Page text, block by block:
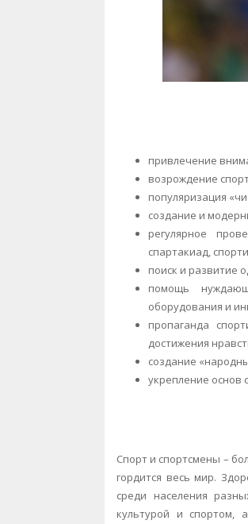
привлечение
возрождение
популяризация
создание и
регулярное
спартакиад,
поиск и развитие
помощь
оборудования и
пропаганда
достижения
создание
укрепление
Спорт и спортсмены –
гордится весь мир.
среди населения
культурой и спортом,